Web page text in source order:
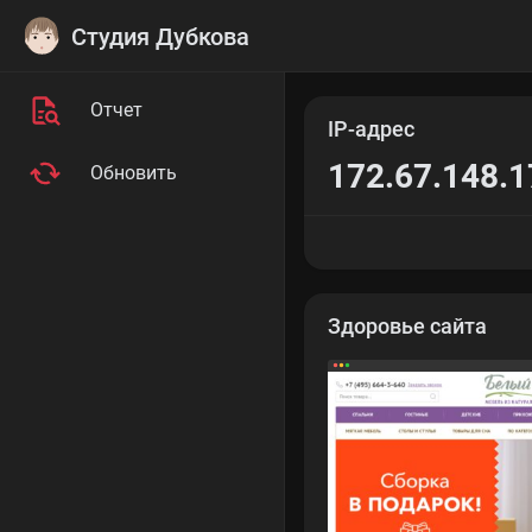
Студия Дубкова
Отчет
Обновить
IP-адрес
Здоровье сайта